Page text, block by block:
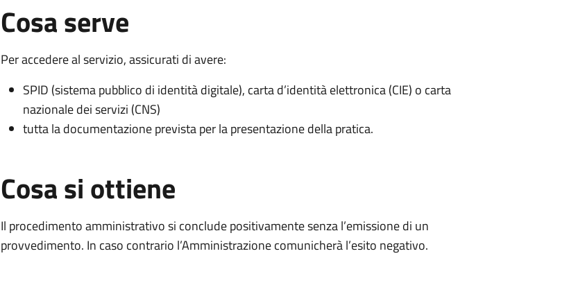
Cosa serve
Per accedere al servizio, assicurati di avere:
SPID (sistema pubblico di identità digitale), carta d’identità elettronica (CIE) o carta
nazionale dei servizi (CNS)
tutta la documentazione prevista per la presentazione della pratica.
Cosa si ottiene
Il procedimento amministrativo si conclude positivamente senza l’emissione di un
provvedimento. In caso contrario l’Amministrazione comunicherà l’esito negativo.